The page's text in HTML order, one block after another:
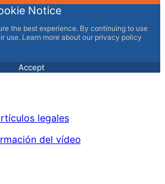
Notice
the best experience. By continuing to use
use. Learn more about our privacy policy
Accept
legales
del vídeo